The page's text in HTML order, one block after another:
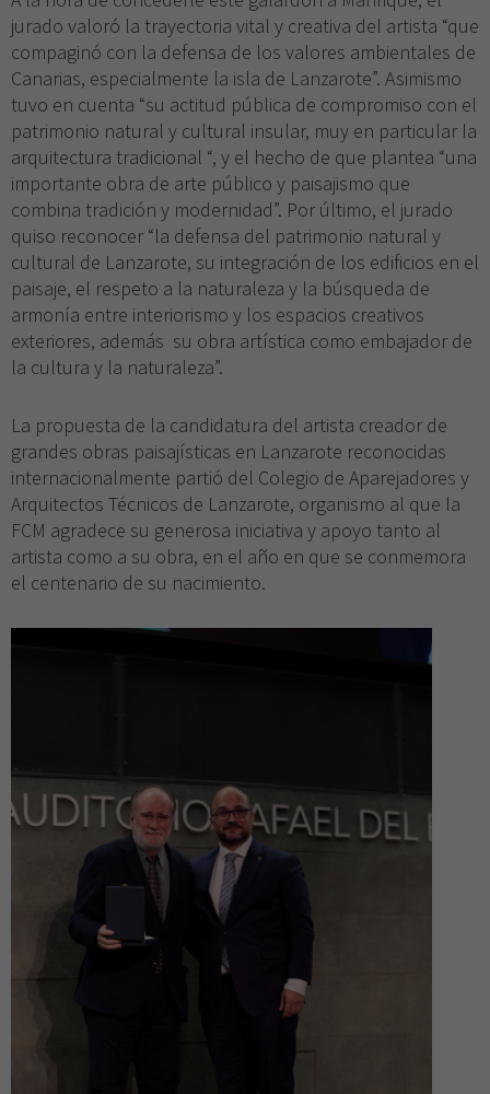
jurado valoró la trayectoria vital y creativa del artista “que
compaginó con la defensa de los valores ambientales de
Canarias, especialmente la isla de Lanzarote”. Asimismo
tuvo en cuenta “su actitud pública de compromiso con el
patrimonio natural y cultural insular, muy en particular la
arquitectura tradicional “, y el hecho de que plantea “una
importante obra de arte público y paisajismo que
combina tradición y modernidad”. Por último, el jurado
quiso reconocer “la defensa del patrimonio natural y
cultural de Lanzarote, su integración de los edificios en el
paisaje, el respeto a la naturaleza y la búsqueda de
armonía entre interiorismo y los espacios creativos
exteriores, además su obra artística como embajador de
la cultura y la naturaleza”.
La propuesta de la candidatura del artista creador de
grandes obras paisajísticas en Lanzarote reconocidas
internacionalmente partió del Colegio de Aparejadores y
Arquitectos Técnicos de Lanzarote, organismo al que la
FCM agradece su generosa iniciativa y apoyo tanto al
artista como a su obra, en el año en que se conmemora
el centenario de su nacimiento.